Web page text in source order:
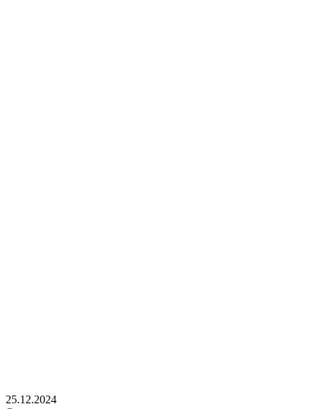
25.12.2024